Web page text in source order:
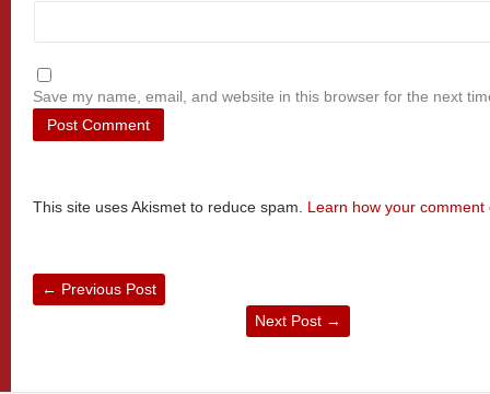
Save my name, email, and website in this browser for the next
This site uses Akismet to reduce spam. Learn how your
← Previous Post
Next Post →